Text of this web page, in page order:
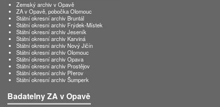
Zemský archiv v Opavě
ZA v Opavě, pobočka Olomouc
Státní okresní archiv Bruntál
Státní okresní archiv Frýdek-Místek
Státní okresní archiv Jeseník
Státní okresní archiv Karviná
Státní okresní archiv Nový Jičín
Státní okresní archiv Olomouc
Státní okresní archiv Opava
Státní okresní archiv Prostějov
Státní okresní archiv Přerov
Státní okresní archiv Šumperk
Badatelny ZA v Opavě